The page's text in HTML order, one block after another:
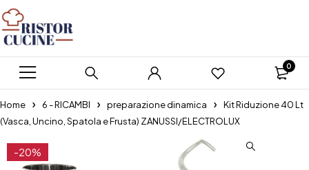
0
Home 6 - RICAMBI preparazione dinamica
Kit Riduzione 40 Lt
(Vasca, Uncino, Spatola e Frusta) ZANUSSI/ELECTROLUX
-20%